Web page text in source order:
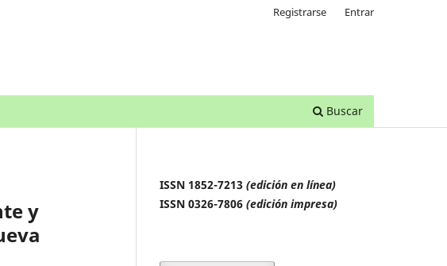
Buscar
Registrarse Entrar
y
ISSN 1852-7213 (edición en línea)
ISSN 0326-7806 (edición impresa)